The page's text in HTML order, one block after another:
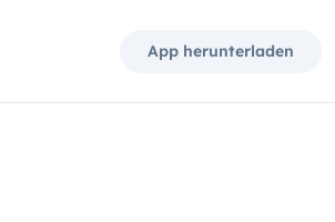
App herunterladen